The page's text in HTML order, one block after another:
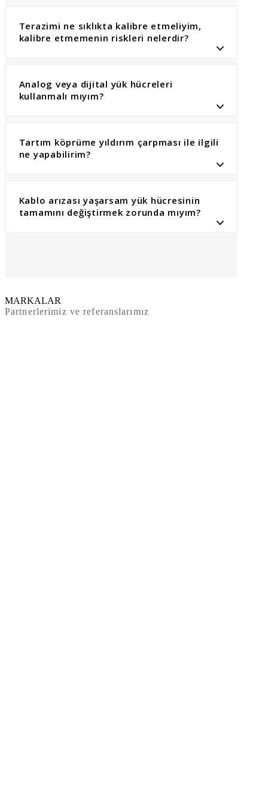
Terazimi ne sıklıkta kalibre etmeliyim,
kalibre etmemenin riskleri nelerdir?
Analog veya dijital yük hücreleri
kullanmalı mıyım?
Tartım köprüme yıldırım çarpması ile ilgili
ne yapabilirim?
Kablo arızası yaşarsam yük hücresinin
tamamını değiştirmek zorunda mıyım?
MARKALAR
Partnerlerimiz ve referanslarımız